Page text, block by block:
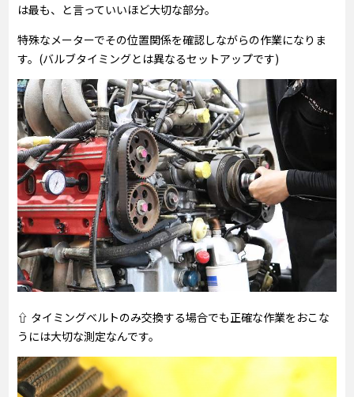
は最も、と言っていいほど大切な部分。
特殊なメーターでその位置関係を確認しながらの作業になりま
す。(バルブタイミングとは異なるセットアップです)
⇧ タイミングベルトのみ交換する場合でも正確な作業をおこな
うには大切な測定なんです。